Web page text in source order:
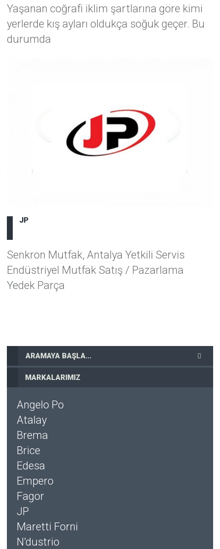
Yaşanan coğrafi iklim şartlarına göre kimi
yerlerde kış ayları oldukça soğuk geçer. Bu
durumda
JP
Senkron Mutfak, Antalya Yetkili Servis
Endüstriyel Mutfak Satış / Pazarlama
Yedek Parça
MARKALARIMIZ
Angelo Po
Atalay
Brema
Brice
Edesa
Empero
Fagor
JP
Maretti Forni
N’dustrio